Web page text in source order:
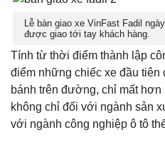
Lễ bàn giao xe VinFast Fadil
được giao tới tay khách hàng.
Tính từ thời điểm thành lập
điểm những chiếc xe đầu tiên
bánh trên đường, chỉ mất hơn
không chỉ đối với ngành sản
với ngành công nghiệp ô tô